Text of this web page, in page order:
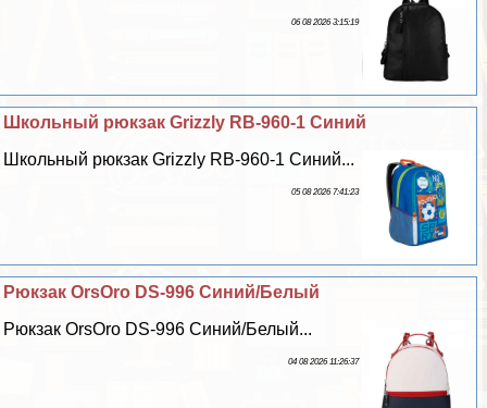
06 08 2026 3:15:19
Школьный рюкзак Grizzly RB-960-1 Синий
Школьный рюкзак Grizzly RB-960-1 Синий...
05 08 2026 7:41:23
Рюкзак OrsOro DS-996 Синий/Белый
Рюкзак OrsOro DS-996 Синий/Белый...
04 08 2026 11:26:37